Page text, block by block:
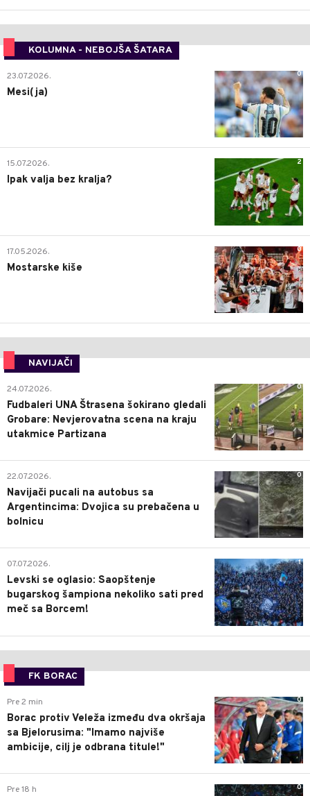
KOLUMNA - NEBOJŠA ŠATARA
0
23.07.2026.
Mesi(ja)
2
15.07.2026.
Ipak valja bez kralja?
0
17.05.2026.
Mostarske kiše
NAVIJAČI
0
24.07.2026.
Fudbaleri UNA Štrasena šokirano gledali
Grobare: Nevjerovatna scena na kraju
utakmice Partizana
0
22.07.2026.
Navijači pucali na autobus sa
Argentincima: Dvojica su prebačena u
bolnicu
1
07.07.2026.
Levski se oglasio: Saopštenje
bugarskog šampiona nekoliko sati pred
meč sa Borcem!
FK BORAC
0
Pre 2 min
Borac protiv Veleža između dva okršaja
sa Bjelorusima: "Imamo najviše
ambicije, cilj je odbrana titule!"
0
Pre 18 h